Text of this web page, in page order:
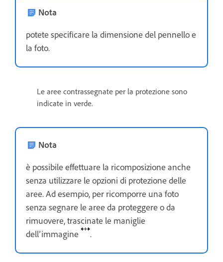
Nota
potete specificare la dimensione del pennello e
la foto.
Le aree contrassegnate per la protezione sono
indicate in verde.
Nota
è possibile effettuare la ricomposizione anche
senza utilizzare le opzioni di protezione delle
aree. Ad esempio, per ricomporre una foto
senza segnare le aree da proteggere o da
rimuovere, trascinate le maniglie
dell’immagine
.